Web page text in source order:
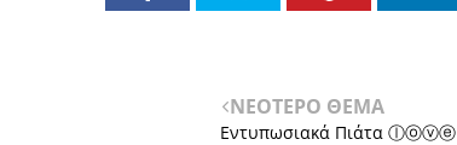
ΝΕΟΤΕΡΟ ΘΕΜΑ
Εντυπωσιακά Πιάτα ⓛⓞⓥⓔ